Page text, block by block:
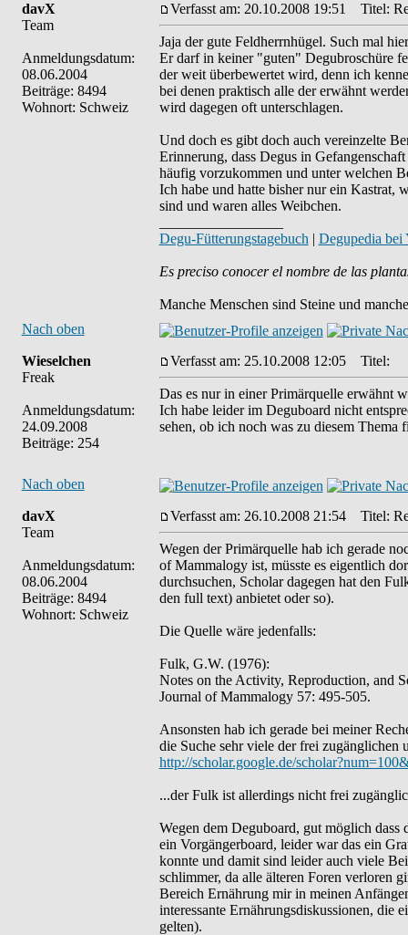
davX
Team
Anmeldungsdatum:
08.06.2004
Beiträge: 8494
Wohnort: Schweiz
Verfasst am: 20.10.2008 19:51 Titel:
Jaja der gute Feldherrnhügel. Such mal
Er darf in keiner "guten" Degubroschüre
der weit überbewertet wird, denn ich
bei denen praktisch alle der erwähnt
wird dagegen oft unterschlagen.
Und doch es gibt doch auch vereinzelte
Erinnerung, dass Degus in
häufig vorzukommen und unter welchen
Ich habe und hatte bisher nur ein Kastrat,
sind und waren alles Weibchen.
Degu-Fütterungstagebuch | Degupedia bei
Es preciso conocer el nombre de las
Manche Menschen sind Steine und
Nach oben
Wieselchen
Freak
Anmeldungsdatum:
24.09.2008
Beiträge: 254
Verfasst am: 25.10.2008 12:05 Titel:
Das es nur in einer Primärquelle erwähnt
Ich habe leider im Deguboard nicht
sehen, ob ich noch was zu diesem Thema
Nach oben
davX
Team
Anmeldungsdatum:
08.06.2004
Beiträge: 8494
Wohnort: Schweiz
Verfasst am: 26.10.2008 21:54 Titel:
Wegen der Primärquelle hab ich gerade
of Mammalogy ist, müsste es eigentlich
durchsuchen, Scholar dagegen hat den
den full text) anbietet oder so).
Die Quelle wäre jedenfalls:
Fulk, G.W. (1976):
Notes on the Activity, Reproduction, and
Journal of Mammalogy 57: 495-505.
Ansonsten hab ich gerade bei meiner
die Suche sehr viele der frei zugänglichen
http://scholar.google.de/
...der Fulk ist allerdings nicht frei
Wegen dem Deguboard, gut möglich dass
ein Vorgängerboard, leider war das ein
konnte und damit sind leider auch viele
schlimmer, da alle älteren Foren verloren
Bereich Ernährung mir in meinen
interessante Ernährungsdiskussionen, die
gelten).